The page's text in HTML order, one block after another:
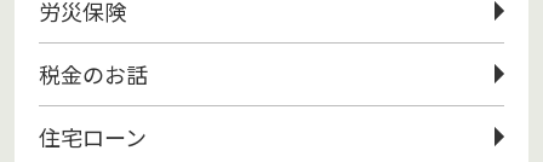
労災保険
税金のお話
住宅ローン